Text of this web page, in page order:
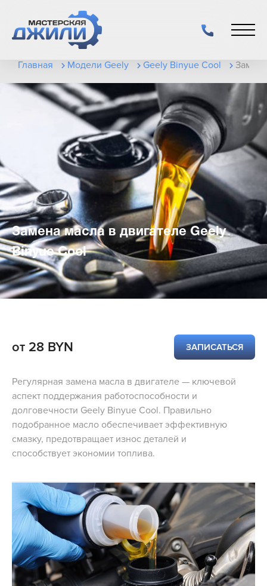
Главная Модели Geely Geely Binyue Cool
Замена масла в двигателе Geely
Binyue Cool
Регулярная замена масла в двигателе — ключевой
аспект поддержания работоспособности и
долговечности Geely Binyue Cool. Правильно
подобранное масло обеспечивает эффективную
смазку, предотвращает износ деталей и
способствует экономии топлива.
от 28 BYN ЗАПИСАТЬСЯ